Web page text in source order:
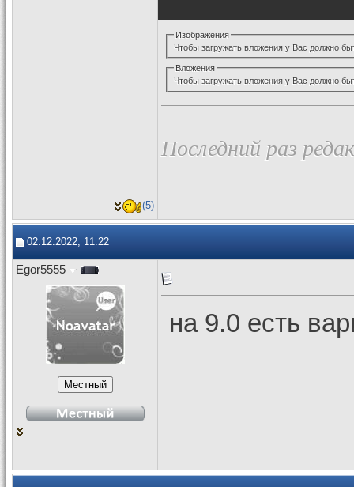
Изображения
Чтобы загружать вложения у Вас должно
Вложения
Чтобы загружать вложения у Вас должно
Последний раз
(5)
02.12.2022, 11:22
Egor5555
на 9.0 есть